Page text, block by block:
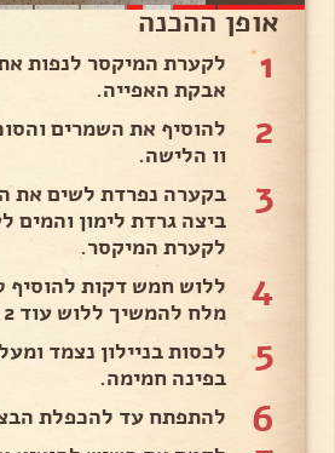
אופן ההכנה
1
לקערת המיקסר לנפות
אבקת האפייה.
2
להוסיף את השמרים
וו הלישה.
3
בקערה נפרדת לשים את
ביצה גרדת לימון והמים
לקערת המיקסר.
4
ללוש חמש דקות להוסיף
מלח להמשיך ללוש עוד 2 דקות .
5
לכסות בניילון נצמד
בפינה חמימה.
6 להתפתח עד להכפלת